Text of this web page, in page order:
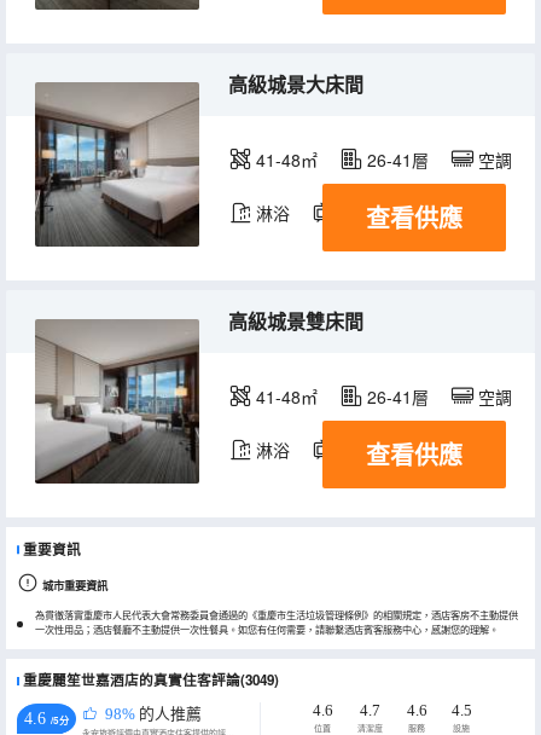
高級城景大床間
41-48㎡ 26-41層 空調
淋浴 電視機 冰箱
查看供應
高級城景雙床間
41-48㎡ 26-41層 空調
淋浴 電視機 冰箱
查看供應
重要資訊
城市重要資訊
為貫徹落實重慶市人民代表大會常務委員會通過的《重慶市生活垃圾管理條例》的相關規定，酒店客房不主動提供
一次性用品；酒店餐廳不主動提供一次性餐具。如您有任何需要，請聯繫酒店賓客服務中心，感謝您的理解。
重慶麗笙世嘉酒店的真實住客評論(3049)
4.6 /5分 98% 的人推薦 4.6
位置
4.7
清潔度
4.6
服務
4.5
設施